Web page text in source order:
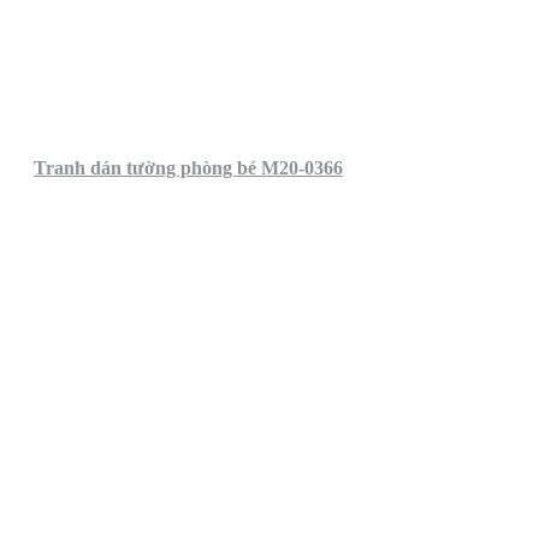
Tranh dán tường phòng bé M20-0366